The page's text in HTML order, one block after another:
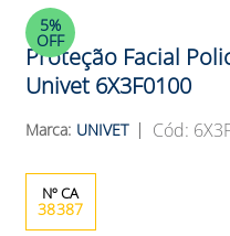
5%
OFF
Proteção Facial
Univet 6X3F0100
UNIVET :
38387